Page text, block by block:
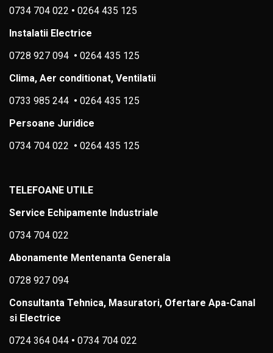
0734 704 022 • 0264 435 125
Instalatii Electrice
0728 927 094 • 0264 435 125
Clima, Aer conditionat, Ventilatii
0733 985 244 • 0264 435 125
Persoane Juridice
0734 704 022 • 0264 435 125
TELEFOANE UTILE
Service Echipamente Industriale
0734 704 022
Abonamente Mentenanta Generala
0728 927 094
Consultanta Tehnica, Masuratori, Ofertare Apa-Canal
si Electrice
0724 364 044 • 0734 704 022